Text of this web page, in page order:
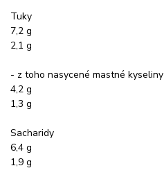
Tuky
7,2 g
2,1 g
- z toho nasycené mastné kyseliny
4,2 g
1,3 g
Sacharidy
6,4 g
1,9 g